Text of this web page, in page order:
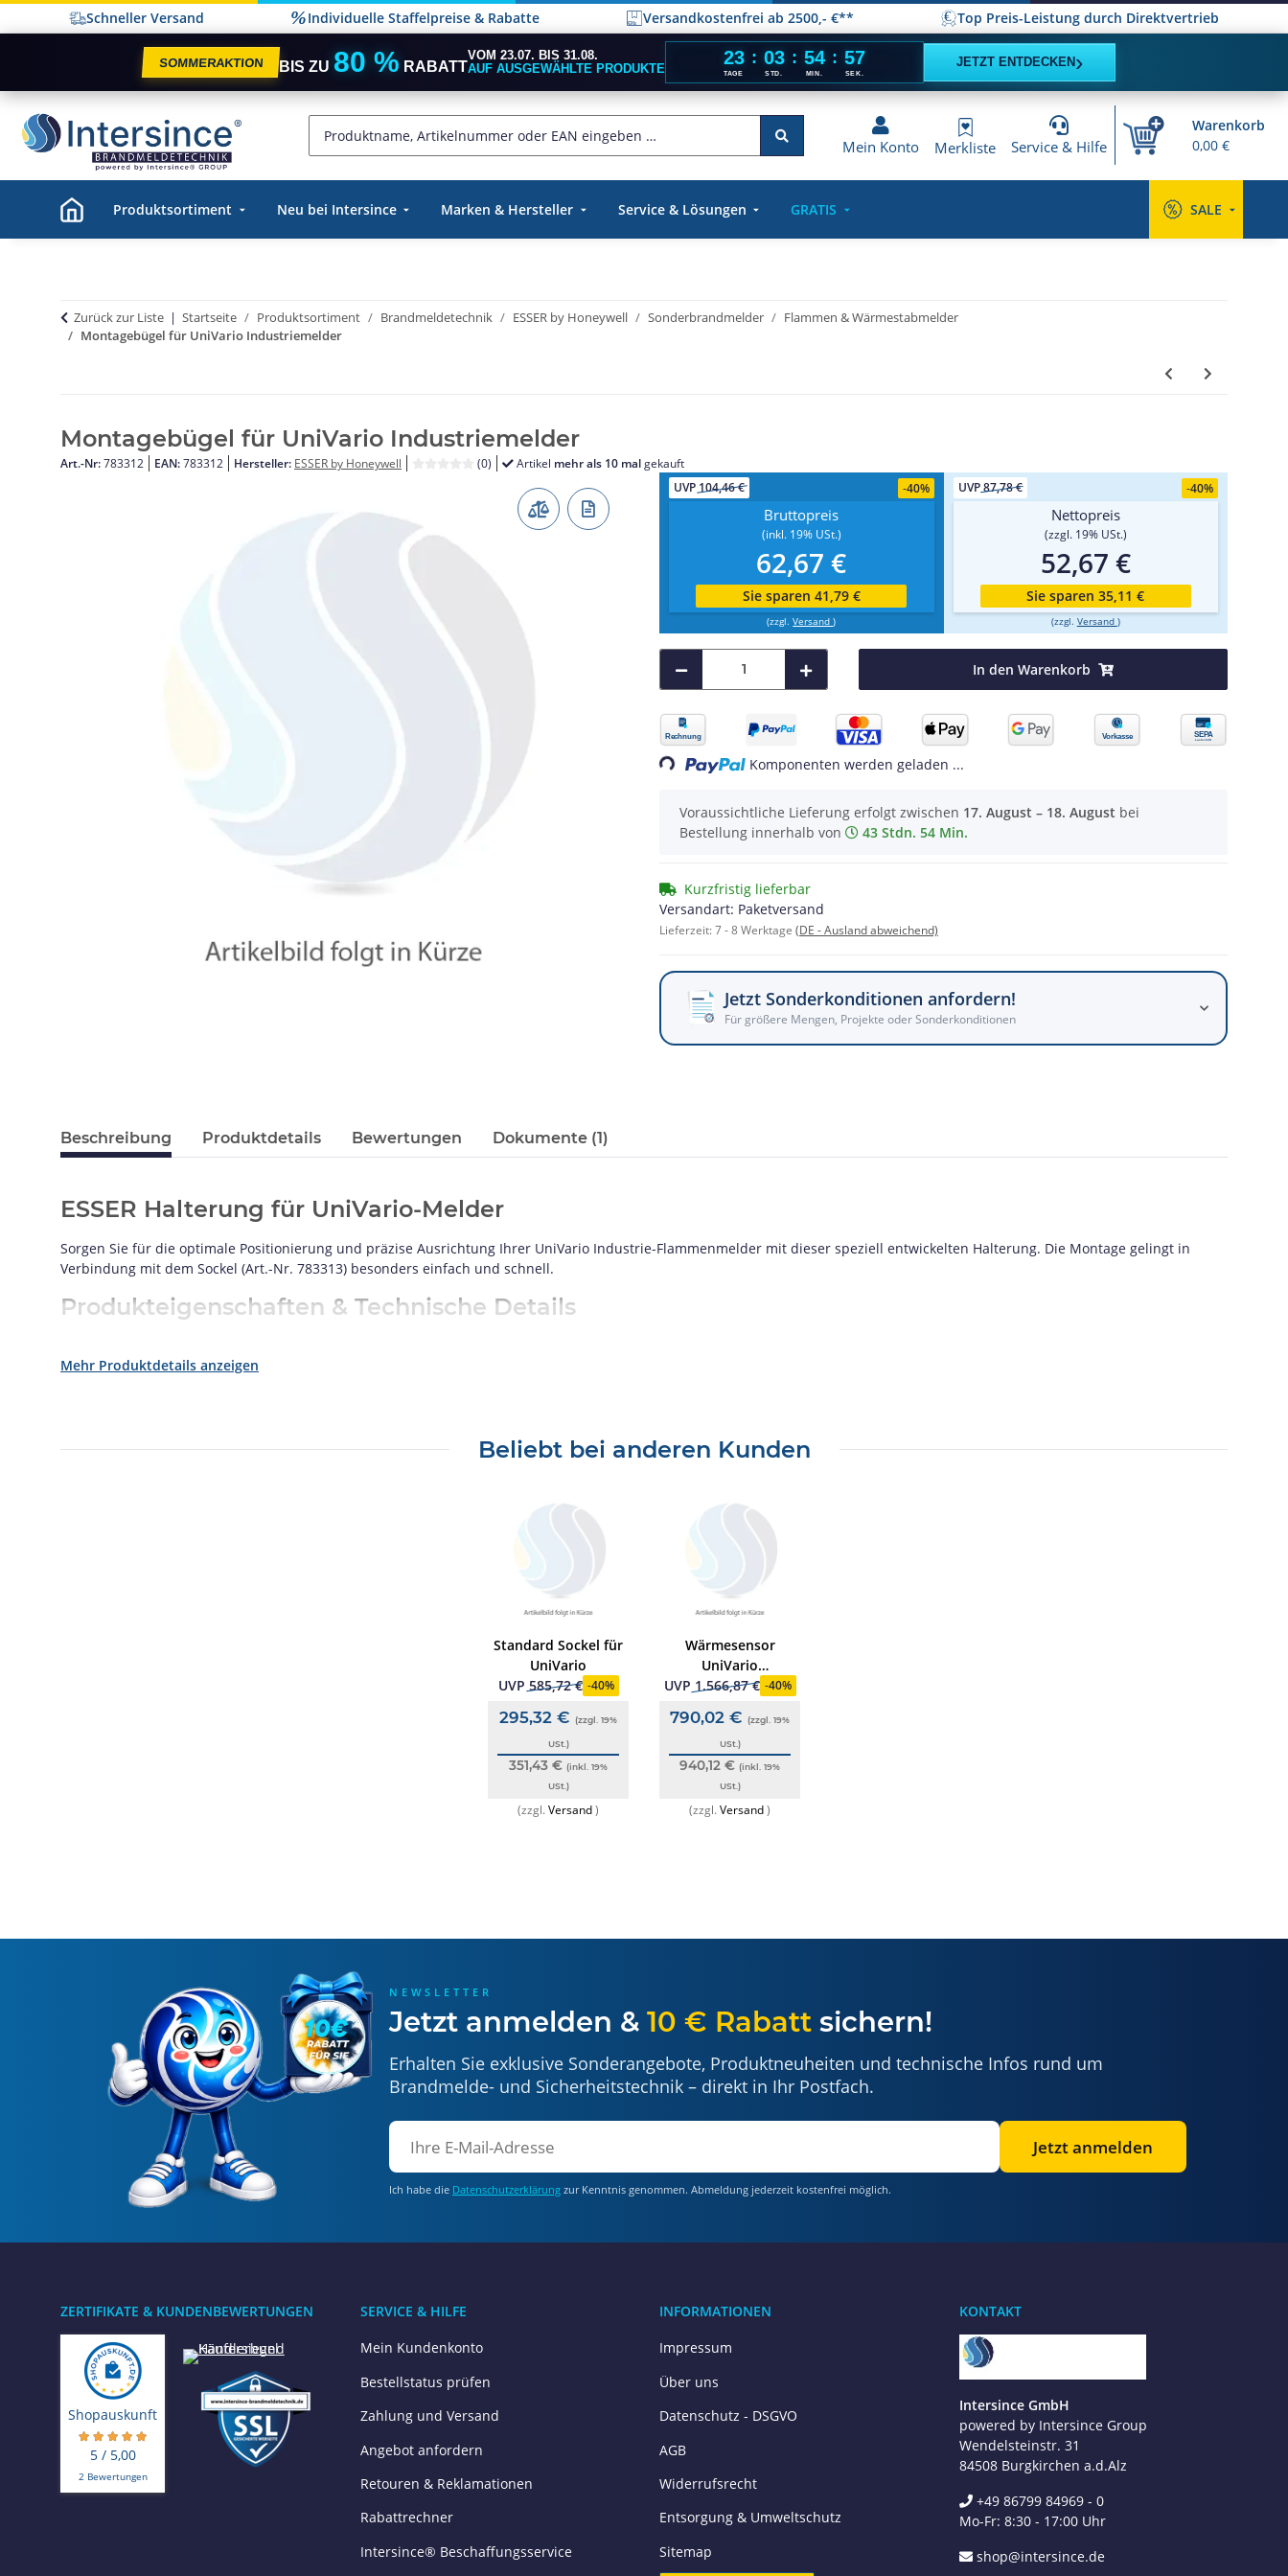
Jetzt anrufen
WhatsApp
+49 162 5669885
E-Mail schreiben
shop@intersince.de
Schneller Versand Individuelle Staffelpreise & Rabatte Versandkostenfrei ab 2500,- €** Top Preis-Leistung durch Direktvertrieb
SOMMERAKTION BIS ZU 80 % RABATT
VOM 23.07. BIS 31.08.
AUF AUSGEWÄHLTE PRODUKTE
23
TAGE
: 03
STD.
: 54
MIN.
: 56
SEK.
JETZT ENTDECKEN›
Mein Konto Merkliste Service & Hilfe
Warenkorb
0,00 €
Produktsortiment Neu bei Intersince Marken & Hersteller Service & Lösungen GRATIS SALE
Zurück zur Liste Startseite Produktsortiment Brandmeldetechnik ESSER by Honeywell Sonderbrandmelder
Flammen & Wärmestabmelder
Montagebügel für UniVario Industriemelder
Montagebügel für UniVario Industriemelder
Art.-Nr: 783312 EAN: 783312 Hersteller: ESSER by Honeywell (0) Artikel mehr als 10 mal gekauft
UVP 104,46 € -40%
Bruttopreis
(inkl. 19% USt.)
62,67 €
Sie sparen 41,79 €
(zzgl.Versand)
UVP87,78 € -40%
Nettopreis
(zzgl. 19% USt.)
52,67 €
Sie sparen 35,11 €
(zzgl. Versand )
In den Warenkorb
Loading... Komponenten werden geladen ...
Voraussichtliche Lieferung erfolgt zwischen 17. August – 18. August bei
Bestellung innerhalb von
43 Stdn. 54 Min.
Kurzfristig lieferbar
Versandart: Paketversand
Lieferzeit:7 - 8 Werktage (DE - Ausland abweichend)
Jetzt Sonderkonditionen anfordern!
Für größere Mengen, Projekte oder Sonderkonditionen
Beschreibung Produktdetails Bewertungen Dokumente (1)
ESSER Halterung für UniVario-Melder
Sorgen Sie für die optimale Positionierung und präzise Ausrichtung Ihrer UniVario Industrie-Flammenmelder mit dieser speziell entwickelten Halterung. Die Montage gelingt in
Verbindung mit dem Sockel (Art.-Nr. 783313) besonders einfach und schnell.
Produkteigenschaften & Technische Details
SKU:783312
Produktnamen sind Eigentum der jeweiligen Rechteinhaber und dienen ausschließlich der Darstellung und Beschreibung der Produkte.
Produktbezogene Warn- und Sicherheitshinweise
Dieses Produkt wurde gemäß der Allgemeinen Produktsicherheitsrichtlinie (GPSR) sowie auf Grundlage einer sorgfältigen Risikoanalyse geprüft. Sofern für dieses Produkt
zusätzliche gesetzlich vorgeschriebene Informationen erforderlich sind, haben wir diese in der Produktbeschreibung hinterlegt. Andernfalls erfüllt das Produkt bei
bestimmungsgemäßem Gebrauch sämtliche Sicherheitsanforderungen und benötigt daher keine spezielle Kennzeichnung nach GPSR oder anderen geltenden Vorschriften.
Alle sicherheitsrelevanten Informationen werden von uns regelmäßig überprüft, aktualisiert und im Einklang mit den gesetzlichen Vorgaben ergänzt.
Bei Fragen oder weiterführenden Informationen können Sie sich gerne per E-Mail an uns oder direkt an den Hersteller wenden (Kontaktdaten siehe Artikelbeschreibung).
Die Installation darf nur von qualifiziertem Fachpersonal unter Beachtung der Installationsanleitung des gesamten Meldersystems durchgeführt werden.
Verwenden Sie die Halterung ausschließlich für den vorgesehenen UniVario Industrie-Flammenmelder. Jede andere Verwendung kann die Funktion des Sicherheitssystems
Warnhinweise zu vorhersehbarem Missbrauch
Nehmen Sie keine baulichen Veränderungen an der Halterung vor (z. B. Bohren, Schweißen). Dies kann die Stabilität und Tragfähigkeit beeinträchtigen.
Verwenden Sie die Halterung nicht, um andere Objekte als den dafür vorgesehenen Melder zu befestigen oder um Lasten daran aufzuhängen.
Installieren Sie die Halterung nicht auf instabilen oder ungeeigneten Oberflächen. Die Befestigung muss dem Gewicht des gesamten Systems standhalten.
Wartung und Entsorgung
Überprüfen Sie die Halterung und ihre Befestigung mindestens einmal jährlich auf festen Sitz, Beschädigung oder Korrosion. Ziehen Sie Schrauben bei Bedarf nach.
Entsorgen Sie das Produkt am Ende seiner Lebensdauer fachgerecht als Metallschrott gemäß den lokalen und nationalen Vorschriften.
Mehr Produktdetails anzeigen
Beliebt bei anderen Kunden
Standard Sockel für
UniVario
UVP 585,72 € -40%
295,32 € (zzgl. 19%
USt.)
351,43 € (inkl. 19%
USt.)
(zzgl.Versand)
Wärmesensor
UniVario
WMX5000.ESSER
UVP 1.566,87 € -40%
790,02 € (zzgl. 19%
USt.)
940,12 € (inkl. 19%
USt.)
(zzgl.Versand)
NEWSLETTER
Jetzt anmelden & 10 € Rabatt sichern!
Erhalten Sie exklusive Sonderangebote, Produktneuheiten und technische Infos rund um
Brandmelde- und Sicherheitstechnik – direkt in Ihr Postfach.
Jetzt anmelden
Ich habe die Datenschutzerklärung zur Kenntnis genommen. Abmeldung jederzeit kostenfrei möglich.
ZERTIFIKATE & KUNDENBEWERTUNGEN
Shopauskunft
5 / 5,00
2 Bewertungen
SERVICE & HILFE
Mein Kundenkonto
Bestellstatus prüfen
Zahlung und Versand
Angebot anfordern
Retouren & Reklamationen
Rabattrechner
Intersince® Beschaffungsservice
INFORMATIONEN
Impressum
Über uns
Datenschutz - DSGVO
AGB
Widerrufsrecht
Entsorgung & Umweltschutz
Sitemap
KONTAKT
Intersince GmbH
powered by Intersince Group
Wendelsteinstr. 31
84508 Burgkirchen a.d.Alz
+49 86799 84969 - 0
Mo-Fr: 8:30 - 17:00 Uhr
shop@intersince.de